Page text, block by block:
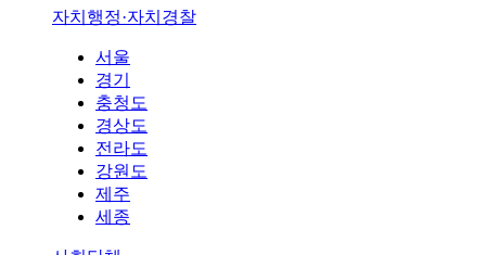
자치행정·자치경찰
서울
경기
충청도
경상도
전라도
강원도
제주
세종